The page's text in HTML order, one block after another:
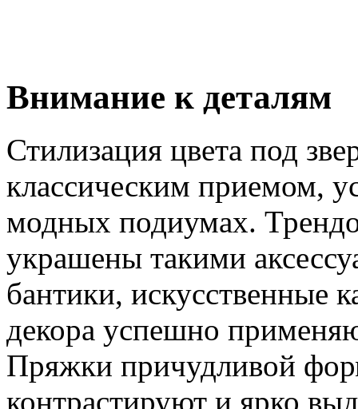
Внимание к деталям
Стилизация цвета под
классическим приемом,
модных подиумах.
украшены такими
бантики, искусственные
декора успешно
Пряжки причудливой
контрастируют и ярко